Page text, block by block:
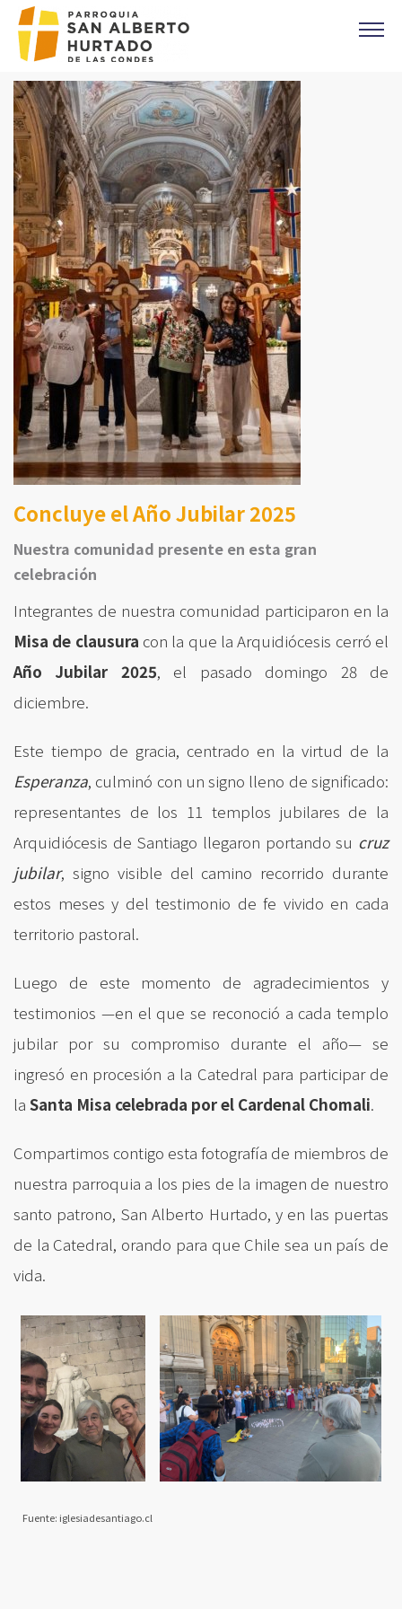
Click acá para ir directamente al contenido
CONTACTO
MISAS
OFICINA PARROQUIAL
EVANGELIO DEL DIA
PREVENCIÓN DE ABUSOS
Parroquia Padre Alberto Hurtado
CAMPAÑA 1%
DONACIONES
CORONAS DE CARIDAD
Concluye el Año Jubilar 2025
Nuestra comunidad presente en esta gran
celebración
Integrantes de nuestra comunidad participaron en la
Misa de clausura con la que la Arquidiócesis cerró el
Año Jubilar 2025, el pasado domingo 28 de
diciembre.
Este tiempo de gracia, centrado en la virtud de la
Esperanza, culminó con un signo lleno de significado:
representantes de los 11 templos jubilares de la
Arquidiócesis de Santiago llegaron portando su cruz
jubilar, signo visible del camino recorrido durante
estos meses y del testimonio de fe vivido en cada
territorio pastoral.
Luego de este momento de agradecimientos y
testimonios —en el que se reconoció a cada templo
jubilar por su compromiso durante el año— se
ingresó en procesión a la Catedral para participar de
la Santa Misa celebrada por el Cardenal Chomali.
Compartimos contigo esta fotografía de miembros de
nuestra parroquia a los pies de la imagen de nuestro
santo patrono, San Alberto Hurtado, y en las puertas
de la Catedral, orando para que Chile sea un país de
vida.
Fuente: iglesiadesantiago.cl